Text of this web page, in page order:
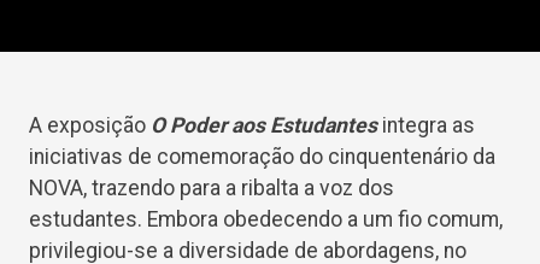
A exposição O Poder aos Estudantes integra as
iniciativas de comemoração do cinquentenário da
NOVA, trazendo para a ribalta a voz dos
estudantes. Embora obedecendo a um fio comum,
privilegiou-se a diversidade de abordagens, no